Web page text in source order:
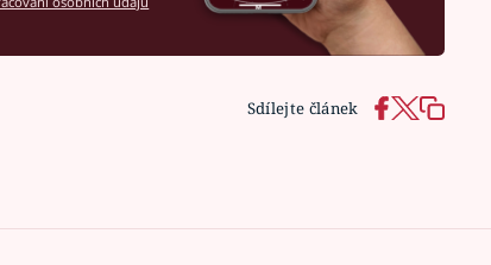
Sdílejte článek